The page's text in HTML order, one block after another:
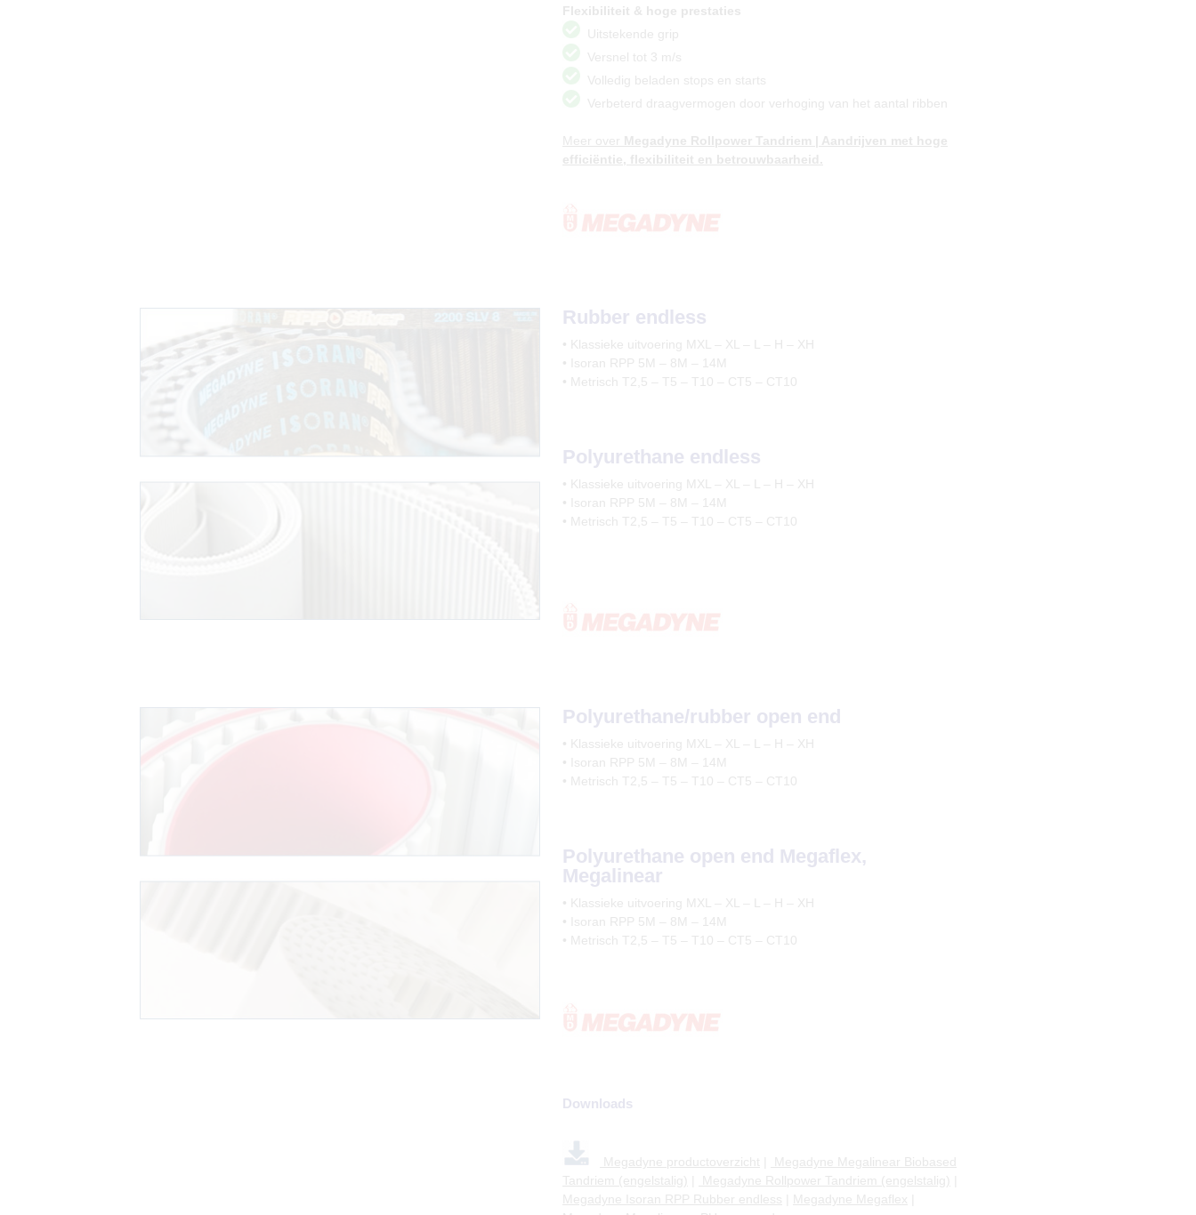
Flexibiliteit & hoge prestaties
Uitstekende grip
Versnel tot 3 m/s
Volledig beladen stops en starts
Verbeterd draagvermogen door verhoging van het aantal ribben
Meer over Megadyne Rollpower Tandriem | Aandrijven met hoge
efficiëntie, flexibiliteit en betrouwbaarheid.
Rubber endless
• Klassieke uitvoering MXL – XL – L – H – XH
• Isoran RPP 5M – 8M – 14M
• Metrisch T2,5 – T5 – T10 – CT5 – CT10
Polyurethane endless
• Klassieke uitvoering MXL – XL – L – H – XH
• Isoran RPP 5M – 8M – 14M
• Metrisch T2,5 – T5 – T10 – CT5 – CT10
Polyurethane/rubber open end
• Klassieke uitvoering MXL – XL – L – H – XH
• Isoran RPP 5M – 8M – 14M
• Metrisch T2,5 – T5 – T10 – CT5 – CT10
Polyurethane open end Megaflex,
Megalinear
• Klassieke uitvoering MXL – XL – L – H – XH
• Isoran RPP 5M – 8M – 14M
• Metrisch T2,5 – T5 – T10 – CT5 – CT10
Downloads
Megadyne productoverzicht
Megadyne Megalinear Biobased
Tandriem (engelstalig)
Megadyne Rollpower Tandriem (engelstalig)
Megadyne Isoran RPP Rubber endless
Megadyne Megaflex